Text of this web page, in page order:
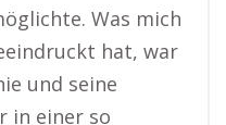
Was mich
hat, war
und seine
in einer so